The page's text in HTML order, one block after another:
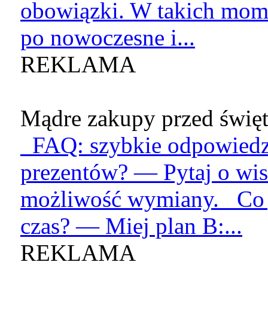
obowiązki. W takich
po nowoczesne i...
REKLAMA
Mądre zakupy przed
FAQ: szybkie
prezentów? — Pytaj o
możliwość wymiany. Co
czas? — Miej plan B:...
REKLAMA